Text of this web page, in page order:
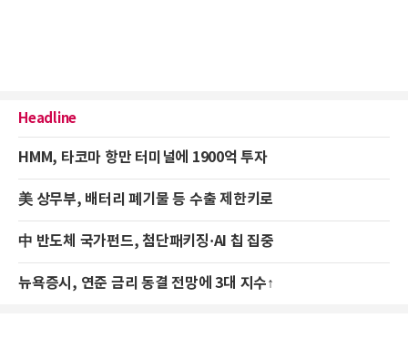
Headline
HMM, 타코마 항만 터미널에 1900억 투자
美 상무부, 배터리 폐기물 등 수출 제한키로
中 반도체 국가펀드, 첨단패키징·AI 칩 집중
뉴욕증시, 연준 금리 동결 전망에 3대 지수↑